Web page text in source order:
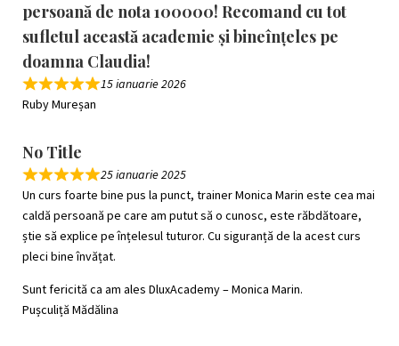
persoană de nota 100000! Recomand cu tot
sufletul această academie și bineînțeles pe
doamna Claudia!
15 ianuarie 2026
Ruby Mureșan
No Title
25 ianuarie 2025
Un curs foarte bine pus la punct, trainer Monica Marin este cea mai
caldă persoană pe care am putut să o cunosc, este răbdătoare,
știe să explice pe înțelesul tuturor. Cu siguranță de la acest curs
pleci bine învățat.
Sunt fericită ca am ales DluxAcademy – Monica Marin.
Pușculiță Mădălina